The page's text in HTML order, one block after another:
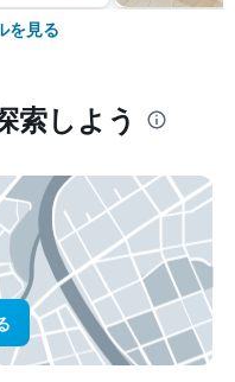
を見る
索しよう